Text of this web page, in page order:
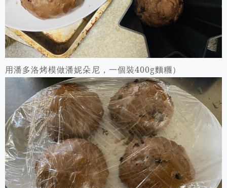
用潘多洛烤模做潘妮朵尼，一個裝400g麵糰）